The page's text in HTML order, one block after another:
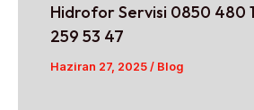
Hidrofor Servisi 0850 480
259 53 47
Haziran 27, 2025 / Blog